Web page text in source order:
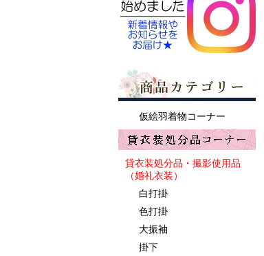
仮絵羽着物コーナー
貸衣装処分品・撮影使用品
（婚礼衣装）
白打掛
色打掛
大振袖
掛下